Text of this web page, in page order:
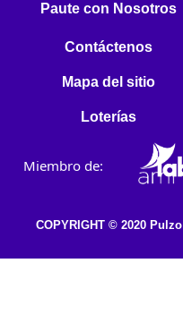
Paute con Nosotros
Contáctenos
Mapa del sitio
Loterías
Miembro de:
COPYRIGHT © 2020 Pulzo